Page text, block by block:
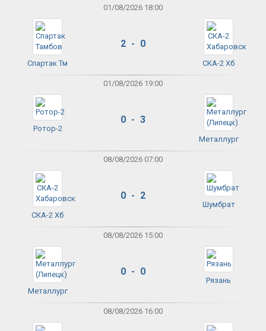
01/08/2026 18:00
Спартак Тм
2 - 0
СКА-2 Хб
01/08/2026 19:00
Ротор-2
0 - 3
Металлург
08/08/2026 07:00
СКА-2 Хб
0 - 2
Шумбрат
08/08/2026 15:00
Металлург
0 - 0
Рязань
08/08/2026 16:00